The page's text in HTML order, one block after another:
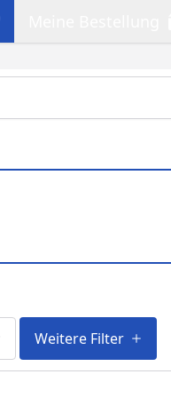
Weitere Filter